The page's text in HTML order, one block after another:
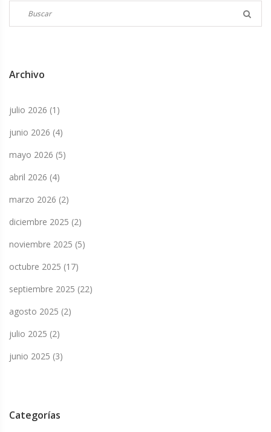
Archivo
julio 2026 (1)
junio 2026 (4)
mayo 2026 (5)
abril 2026 (4)
marzo 2026 (2)
diciembre 2025 (2)
noviembre 2025 (5)
octubre 2025 (17)
septiembre 2025 (22)
agosto 2025 (2)
julio 2025 (2)
junio 2025 (3)
Categorías